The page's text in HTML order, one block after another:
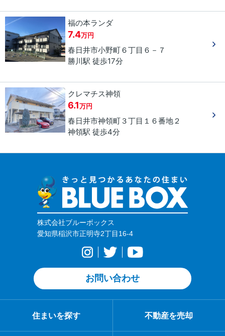
福の本ランダ
7.4万円
春日井市小野町６丁目 ６－７
勝川駅 徒歩17分
クレマチス神領
6.1万円
春日井市神領町３丁目 １６番地２
神領駅 徒歩4分
株式会社ブルーボックス
愛知県稲沢市正明寺2丁目16-4
お問い合わせ
住まいを探す 不動産を売却